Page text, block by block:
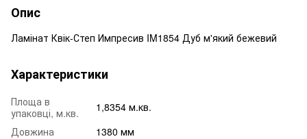
Опис
Ламінат Квік-Степ Импресив IM1854 Дуб м'який бежевий
Характеристики
Площа в
упаковці, м.кв.
1,8354 м.кв.
Довжина
1380 мм